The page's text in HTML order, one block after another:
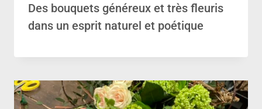
Des bouquets généreux et très fleuris
dans un esprit naturel et poétique